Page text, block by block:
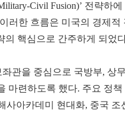
Civil Fusion)’ 전략하
러한 흐름은 미국의 경제
의 핵심으로 간주하게 되었
관을 중심으로 국방부,
련하도록 했다. 주요 정
아카데미 현대화, 중국